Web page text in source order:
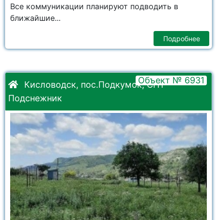
Все коммуникации планируют подводить в
ближайшие...
Подробнее
Кисловодск, пос.Подкумок, СНТ
Подснежник
Объект № 6931